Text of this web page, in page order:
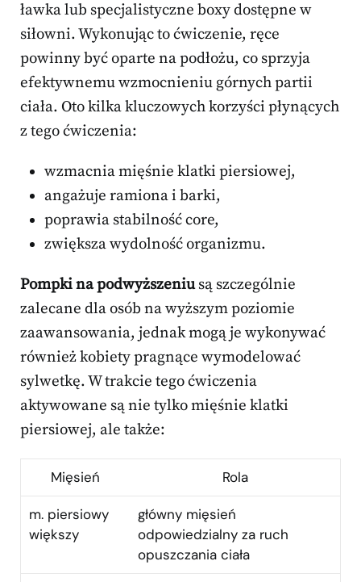
ławka lub specjalistyczne boxy dostępne w
siłowni. Wykonując to ćwiczenie, ręce
powinny być oparte na podłożu, co sprzyja
efektywnemu wzmocnieniu górnych partii
ciała. Oto kilka kluczowych korzyści płynących
z tego ćwiczenia:
wzmacnia mięśnie klatki piersiowej,
angażuje ramiona i barki,
poprawia stabilność core,
zwiększa wydolność organizmu.
Pompki na podwyższeniusą szczególnie
zalecane dla osób na wyższym poziomie
zaawansowania, jednak mogą je wykonywać
również kobiety pragnące wymodelować
sylwetkę. W trakcie tego ćwiczenia
aktywowane są nie tylko mięśnie klatki
piersiowej, ale także:
Mięsień Rola
m. piersiowy
większy
główny mięsień
odpowiedzialny za ruch
opuszczania ciała